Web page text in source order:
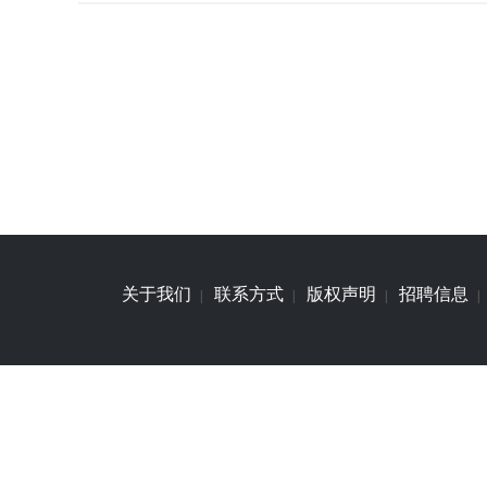
关于我们 联系方式 版权声明 招聘信息